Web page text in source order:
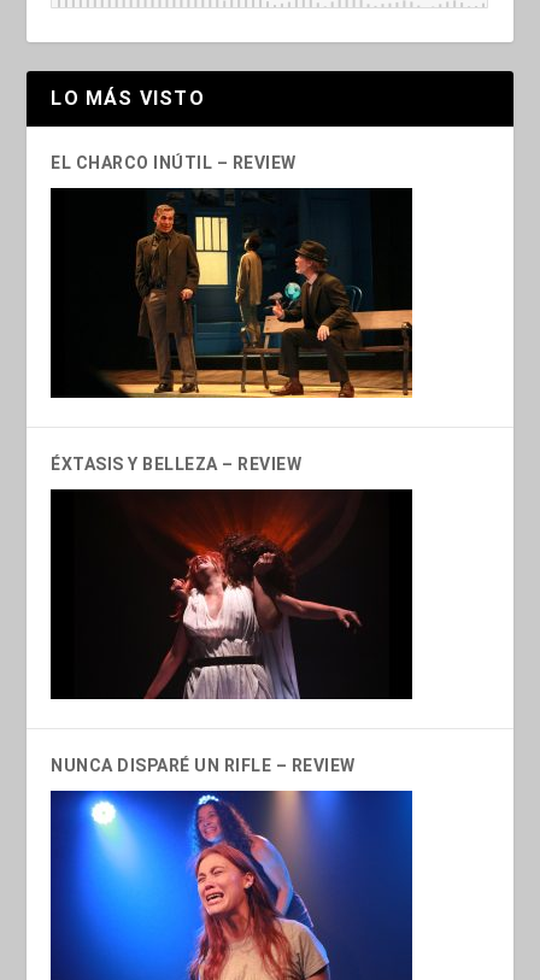
LO MÁS VISTO
EL CHARCO INÚTIL – REVIEW
ÉXTASIS Y BELLEZA – REVIEW
NUNCA DISPARÉ UN RIFLE – REVIEW